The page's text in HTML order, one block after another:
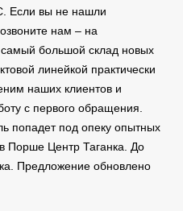
Если вы не нашли
нам – на
большой склад новых
линейкой практически
наших клиентов и
с первого обращения.
попадет под опеку опытных
Порше Центр Таганка. До
Предложение обновлено